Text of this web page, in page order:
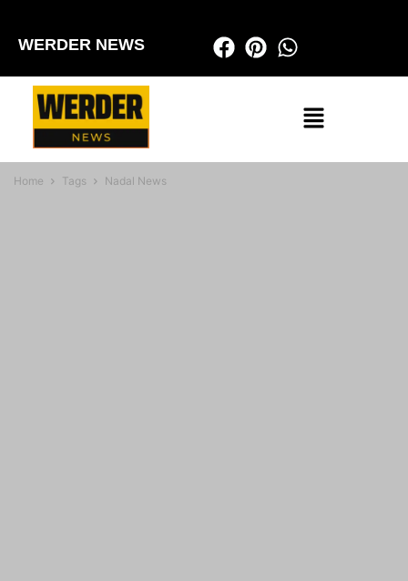
WERDER NEWS
Home Tags Nadal News